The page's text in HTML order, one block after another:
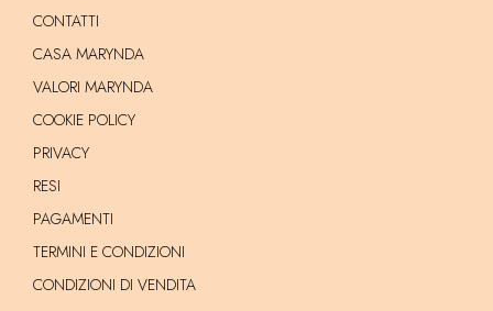
CONTATTI
CASA MARYNDA
VALORI MARYNDA
COOKIE POLICY
PRIVACY
RESI
PAGAMENTI
TERMINI E CONDIZIONI
CONDIZIONI DI VENDITA